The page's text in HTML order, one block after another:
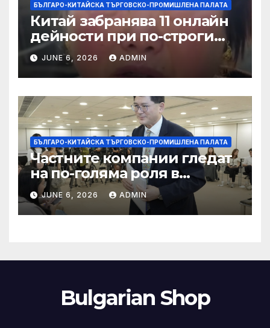
БЪЛГАРО-КИТАЙСКА ТЪРГОВСКО-ПРОМИШЛЕНА ПАЛАТА
Китай забранява 11 онлайн
дейности при по-строги
правила за ограничаване на
слуховете и
кибернасилниците
JUNE 6, 2026 ADMIN
БЪЛГАРО-КИТАЙСКА ТЪРГОВСКО-ПРОМИШЛЕНА ПАЛАТА
Частните компании гледат
на по-голяма роля в
стратегическата
енергетика
JUNE 6, 2026 ADMIN
Bulgarian Shop